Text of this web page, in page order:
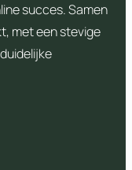
succes. Samen
met een stevige